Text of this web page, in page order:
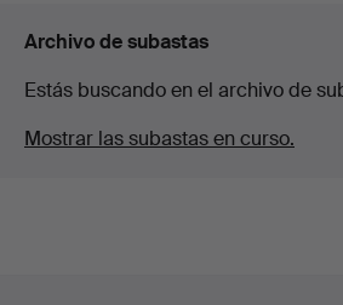
Archivo de subastas
Estás buscando en el archivo de
Mostrar las subastas en curso.